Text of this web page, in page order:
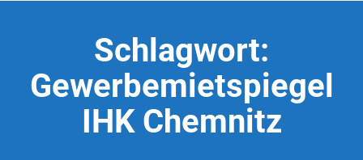
Schlagwort:
Gewerbemietspiegel
IHK Chemnitz